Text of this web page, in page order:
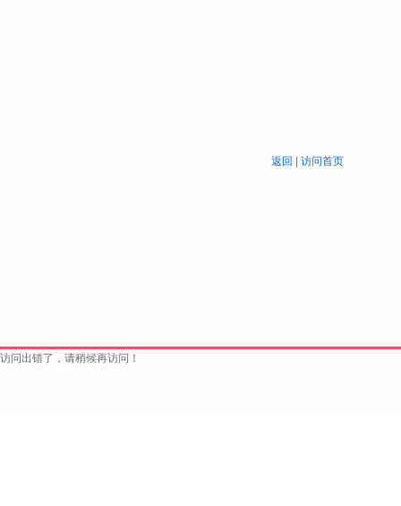
返回 | 访问首页
访问出错了，请稍候再访问！